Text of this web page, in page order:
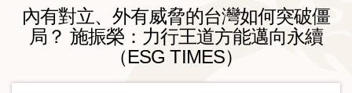
內有對立、外有威脅的台灣如何突破僵
局？ 施振榮：力行王道方能邁向永續
（ESG TIMES）